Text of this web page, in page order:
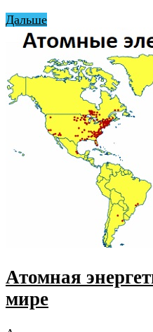
Дальше
Атомная
мире